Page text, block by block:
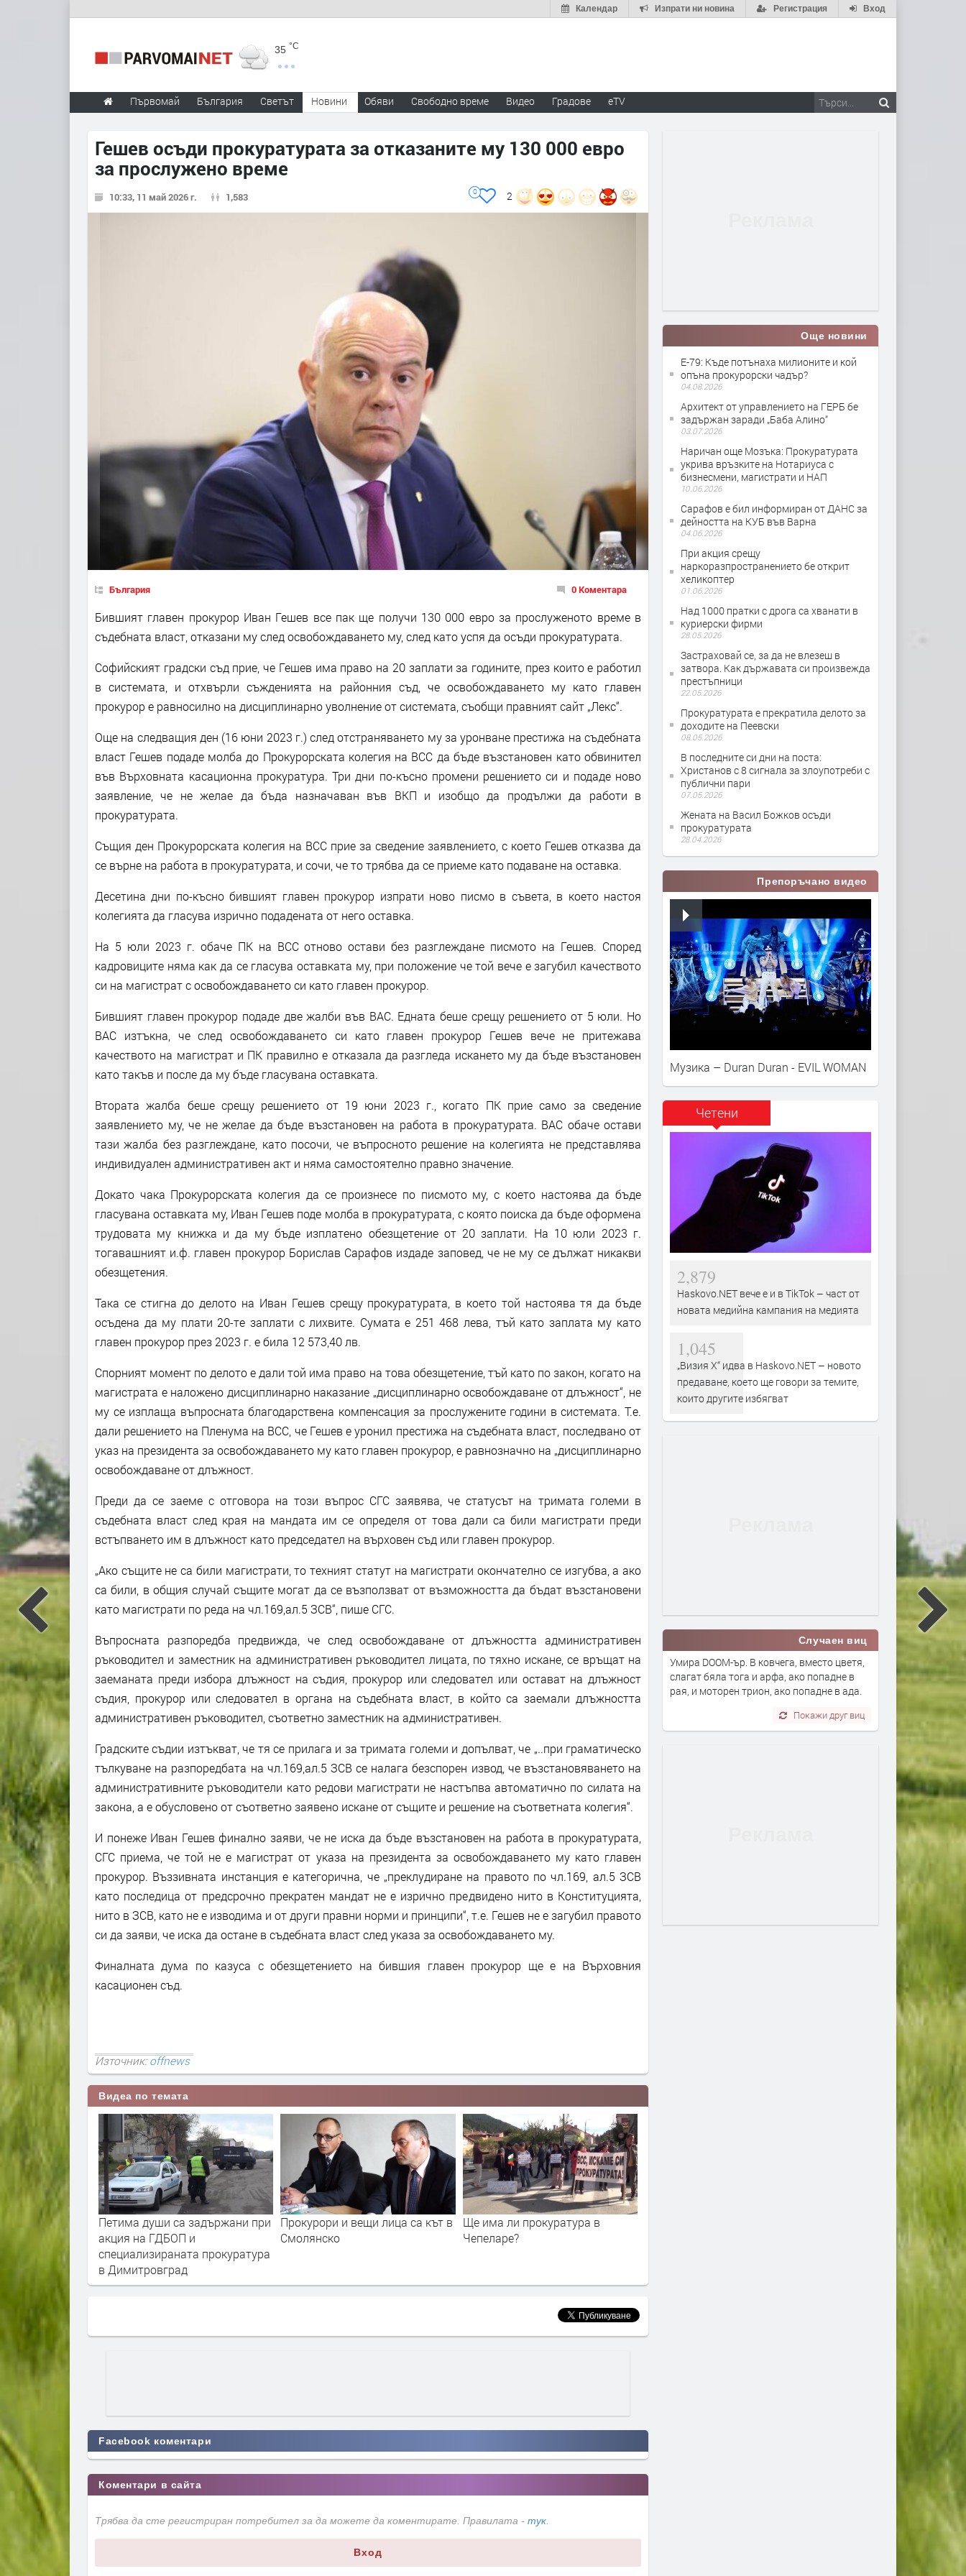
Вход
Регистрация
Изпрати ни новина
Календар
35 °C
Първомай България Светът Новини Обяви Свободно време Видео Градове eTV
Гешев осъди прокуратурата за отказаните му 130 000 евро
за прослужено време
10:33, 11 май 2026 г. 1,583 2
0
България 0 Коментара
Бившият главен прокурор Иван Гешев все пак ще получи 130 000 евро за прослуженото време в
съдебната власт, отказани му след освобождаването му, след като успя да осъди прокуратурата.
Софийският градски съд прие, че Гешев има право на 20 заплати за годините, през които е работил
в системата, и отхвърли съжденията на районния съд, че освобождаването му като главен
прокурор е равносилно на дисциплинарно уволнение от системата, съобщи правният сайт „Лекс“.
Още на следващия ден (16 юни 2023 г.) след отстраняването му за уронване престижа на съдебната
власт Гешев подаде молба до Прокурорската колегия на ВСС да бъде възстановен като обвинител
във Върховната касационна прокуратура. Три дни по-късно промени решението си и подаде ново
заявление, че не желае да бъда назначаван във ВКП и изобщо да продължи да работи в
прокуратурата.
Същия ден Прокурорската колегия на ВСС прие за сведение заявлението, с което Гешев отказва да
се върне на работа в прокуратурата, и сочи, че то трябва да се приеме като подаване на оставка.
Десетина дни по-късно бившият главен прокурор изпрати ново писмо в съвета, в което настоя
колегията да гласува изрично подадената от него оставка.
На 5 юли 2023 г. обаче ПК на ВСС отново остави без разглеждане писмото на Гешев. Според
кадровиците няма как да се гласува оставката му, при положение че той вече е загубил качеството
си на магистрат с освобождаването си като главен прокурор.
Бившият главен прокурор подаде две жалби във ВАС. Едната беше срещу решението от 5 юли. Но
ВАС изтъкна, че след освобождаването си като главен прокурор Гешев вече не притежава
качеството на магистрат и ПК правилно е отказала да разгледа искането му да бъде възстановен
като такъв и после да му бъде гласувана оставката.
Втората жалба беше срещу решението от 19 юни 2023 г., когато ПК прие само за сведение
заявлението му, че не желае да бъде възстановен на работа в прокуратурата. ВАС обаче остави
тази жалба без разглеждане, като посочи, че въпросното решение на колегията не представлява
индивидуален административен акт и няма самостоятелно правно значение.
Докато чака Прокурорската колегия да се произнесе по писмото му, с което настоява да бъде
гласувана оставката му, Иван Гешев поде молба в прокуратурата, с която поиска да бъде оформена
трудовата му книжка и да му бъде изплатено обезщетение от 20 заплати. На 10 юли 2023 г.
тогавашният и.ф. главен прокурор Борислав Сарафов издаде заповед, че не му се дължат никакви
обезщетения.
Така се стигна до делото на Иван Гешев срещу прокуратурата, в което той настоява тя да бъде
осъдена да му плати 20-те заплати с лихвите. Сумата е 251 468 лева, тъй като заплата му като
главен прокурор през 2023 г. е била 12 573,40 лв.
Спорният момент по делото е дали той има право на това обезщетение, тъй като по закон, когато на
магистрата е наложено дисциплинарно наказание „дисциплинарно освобождаване от длъжност“, не
му се изплаща въпросната благодарствена компенсация за прослужените години в системата. Т.е.
дали решението на Пленума на ВСС, че Гешев е уронил престижа на съдебната власт, последвано от
указ на президента за освобождаването му като главен прокурор, е равнозначно на „дисциплинарно
освобождаване от длъжност.
Преди да се заеме с отговора на този въпрос СГС заявява, че статусът на тримата големи в
съдебната власт след края на мандата им се определя от това дали са били магистрати преди
встъпването им в длъжност като председател на върховен съд или главен прокурор.
„Ако същите не са били магистрати, то техният статут на магистрати окончателно се изгубва, а ако
са били, в общия случай същите могат да се възползват от възможността да бъдат възстановени
като магистрати по реда на чл.169,ал.5 ЗСВ“, пише СГС.
Въпросната разпоредба предвижда, че след освобождаване от длъжността административен
ръководител и заместник на административен ръководител лицата, по тяхно искане, се връщат на
заеманата преди избора длъжност на съдия, прокурор или следовател или остават на длъжност
съдия, прокурор или следовател в органа на съдебната власт, в който са заемали длъжността
административен ръководител, съответно заместник на административен.
Градските съдии изтъкват, че тя се прилага и за тримата големи и допълват, че „..при граматическо
тълкуване на разпоредбата на чл.169,ал.5 ЗСВ се налага безспорен извод, че възстановяването на
административните ръководители като редови магистрати не настъпва автоматично по силата на
закона, а е обусловено от съответно заявено искане от същите и решение на съответната колегия“.
И понеже Иван Гешев финално заяви, че не иска да бъде възстановен на работа в прокуратурата,
СГС приема, че той не е магистрат от указа на президента за освобождаването му като главен
прокурор. Въззивната инстанция е категорична, че „преклудиране на правото по чл.169, ал.5 ЗСВ
като последица от предсрочно прекратен мандат не е изрично предвидено нито в Конституцията,
нито в ЗСВ, като не е изводима и от други правни норми и принципи“, т.е. Гешев не е загубил правото
си да заяви, че иска да остане в съдебната власт след указа за освобождаването му.
Финалната дума по казуса с обезщетението на бившия главен прокурор ще е на Върховния
касационен съд.
Източник:offnews
Видеа по темата
в
Петима души са задържани при
акция на ГДБОП и
специализираната прокуратура
в Димитровград
Прокурори и вещи лица са кът в
Смолянско
Ще има ли прокуратура в
Чепеларе?
Прокурори и вещи лица
Facebook коментари
Коментари в сайта
Трябва да сте регистриран потребител за да можете да коментирате. Правилата - тук.
Вход
Още новини
Е-79: Къде потънаха милионите и кой
опъна прокурорски чадър?
04.08.2026
Архитект от управлението на ГЕРБ бе
задържан заради „Баба Алино“
03.07.2026
Наричан още Мозъка: Прокуратурата
укрива връзките на Нотариуса с
бизнесмени, магистрати и НАП
10.06.2026
Сарафов е бил информиран от ДАНС за
дейността на КУБ във Варна
04.06.2026
При акция срещу
наркоразпространението бе открит
хеликоптер
01.06.2026
Над 1000 пратки с дрога са хванати в
куриерски фирми
28.05.2026
Застраховай се, за да не влезеш в
затвора. Как държавата си произвежда
престъпници
22.05.2026
Прокуратурата е прекратила делото за
доходите на Пеевски
08.05.2026
В последните си дни на поста:
Христанов с 8 сигнала за злоупотреби с
публични пари
07.05.2026
Жената на Васил Божков осъди
прокуратурата
28.04.2026
Препоръчано видео
Музика – Duran Duran - EVIL WOMAN
Четени
2,879
Haskovo.NET вече е и в TikTok – част от
новата медийна кампания на медията
1,045
„Визия Х“ идва в Haskovo.NET – новото
предаване, което ще говори за темите,
които другите избягват
Случаен виц
Умира DOOM-ър. В ковчега, вместо цветя,
слагат бяла тога и арфа, ако попадне в
рая, и моторен трион, ако попадне в ада.
Покажи друг виц